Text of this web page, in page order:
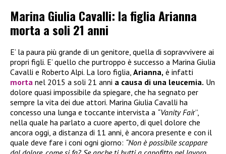
Marina Giulia Cavalli: la figlia Arianna
morta a soli 21 anni
E’ la paura più grande di un genitore, quella di sopravvivere ai
propri figli. E’ quello che purtroppo è successo a Marina Giulia
Cavalli e Roberto Alpi. La loro figlia, Arianna, è infatti
morta nel 2015 a soli 21 anni a causa di una leucemia. Un
dolore quasi impossibile da spiegare, che ha segnato per
sempre la vita dei due attori. Marina Giulia Cavalli ha
concesso una lunga e toccante intervista a “Vanity Fair”,
nella quale ha parlato a cuore aperto, di quel dolore che
ancora oggi, a distanza di 11 anni, è ancora presente e con il
quale deve fare i coni ogni giorno: “Non è possibile scappare